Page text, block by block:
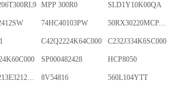
MPP 300R0 SLD1Y10K00QA
74HC40103PW 50RX30220MCPA10X20
C42Q2224K64C000 C232J334K6SC000
SP000482428 HCP8050
NTCLE213E3212FMT 8V54816 560L104YTT